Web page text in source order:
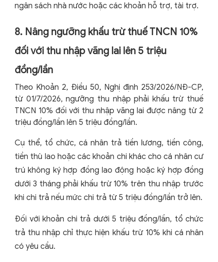
ngân sách nhà nước hoặc các khoản hỗ trợ, tài trợ.
8. Nâng ngưỡng khấu trừ thuế TNCN 10%
đối với thu nhập vãng lai lên 5 triệu
đồng/lần
Theo Khoản 2, Điều 50, Nghị định 253/2026/NĐ-CP,
từ 01/7/2026, ngưỡng thu nhập phải khấu trừ thuế
TNCN 10% đối với thu nhập vãng lai được nâng từ 2
triệu đồng/lần lên 5 triệu đồng/lần.
Cụ thể, tổ chức, cá nhân trả tiền lương, tiền công,
tiền thù lao hoặc các khoản chi khác cho cá nhân cư
trú không ký hợp đồng lao động hoặc ký hợp đồng
dưới 3 tháng phải khấu trừ 10% trên thu nhập trước
khi chi trả nếu mức chi trả từ 5 triệu đồng/lần trở lên.
Đối với khoản chi trả dưới 5 triệu đồng/lần, tổ chức
trả thu nhập chỉ thực hiện khấu trừ 10% khi cá nhân
có yêu cầu.